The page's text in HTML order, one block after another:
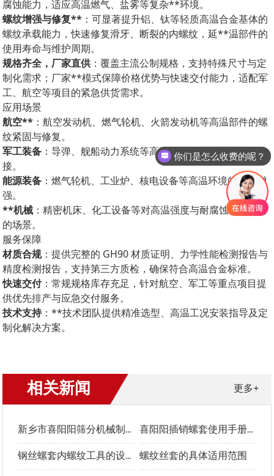
腐蚀能力，适应高温燃气、盐雾等复杂**环境。
螺纹增强与修复** ：可显著提升铝、钛等轻质高温合金基体的
螺纹承载能力，快速修复滑牙、断裂的内螺纹，延**温部件的
使用寿命与维护周期。
规格齐全，厂家直供 ：覆盖主流公制规格，支持特殊尺寸与定
制化需求；厂家**模式保障价格优势与快速交付能力，适配军
工、航空等项目的紧急供货需求。
应用场景
航空** ：航空发动机、燃气轮机、火箭发动机等高温部件的螺
纹紧固与修复。
军工装备 ：导弹、舰船动力系统等高温工况下的精密螺纹连
接。
能源装备 ：燃气轮机、工业炉、核电设备等高温环境的螺纹增
强。
**机械 ：精密机床、化工设备等对高温强度与耐腐蚀要求严苛
的场景。
服务保障
材质合规：提供完整的 GH90 材质证明、力学性能检测报告与
精度检测报告，支持第三方质检，确保符合高温合金标准。
快速交付：常规规格库存充足，针对航空、军工等重点项目提
供优先排产与应急交付服务。
技术支持：**技术团队提供精准选型、高温工况安装指导及定
制化解决方案。
更多+
相关新闻
新乡市喜阳阳筛分机械制造有限公司螺套中文手册 喜阳阳插销螺套使用手册｜安装、选型与维护全指南
钢丝螺套内螺纹工具的设计要点 螺纹丝套的具体适用范围
你们是怎么收费的呢？
现在有优惠活动么？